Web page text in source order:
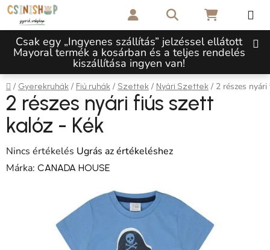
Ugrás a fő tartalomhoz
Csak egy „Ingyenes szállítás” jelzéssel ellátott
Mayoral termék a kosárban és a teljes rendelés
kiszállítása ingyen van!
KeresésKOSÁR
Kezdőlap
/ Gyerekruhák / Fiú ruhák / Szettek / Nyári Szettek / 2 részes
2 részes nyári fiús szett
kalóz - Kék
A termék átlagos értékelése 5-ből 0,0 csillag.
Nincs értékelés Ugrás az értékeléshez
Márka: CANADA HOUSE